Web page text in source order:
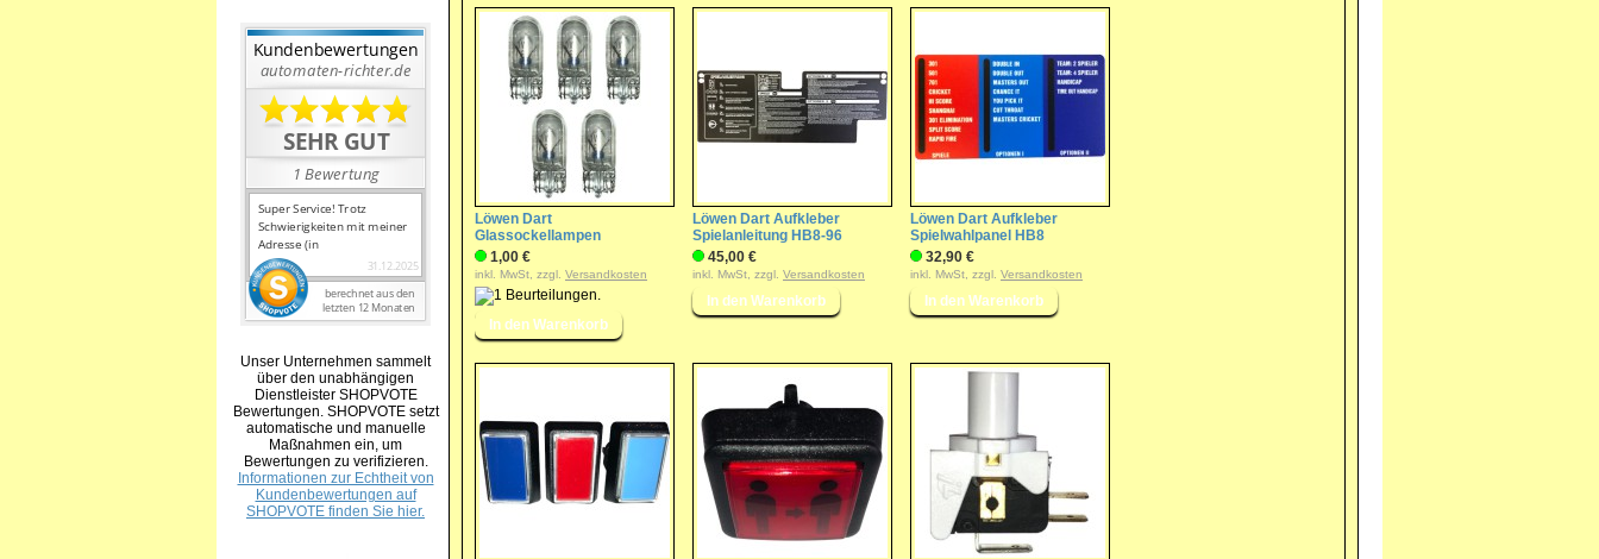
Unser Unternehmen sammelt
über den unabhängigen
Dienstleister SHOPVOTE
Bewertungen. SHOPVOTE setzt
automatische und manuelle
Maßnahmen ein, um
Bewertungen zu verifizieren.
Informationen zur Echtheit von
Kundenbewertungen auf
SHOPVOTE finden Sie hier.
Löwen Dart
Glassockellampen
1,00 €
inkl. MwSt, zzgl. Versandkosten
Löwen Dart Aufkleber
Spielanleitung HB8-96
45,00 €
inkl. MwSt, zzgl. Versandkosten
Löwen Dart Aufkleber
Spielwahlpanel HB8
32,90 €
inkl. MwSt, zzgl. Versandkosten